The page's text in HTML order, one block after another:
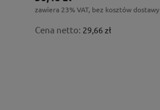
zawiera 23% VAT, bez kosztów dostawy
Cena netto: 29,66 zł